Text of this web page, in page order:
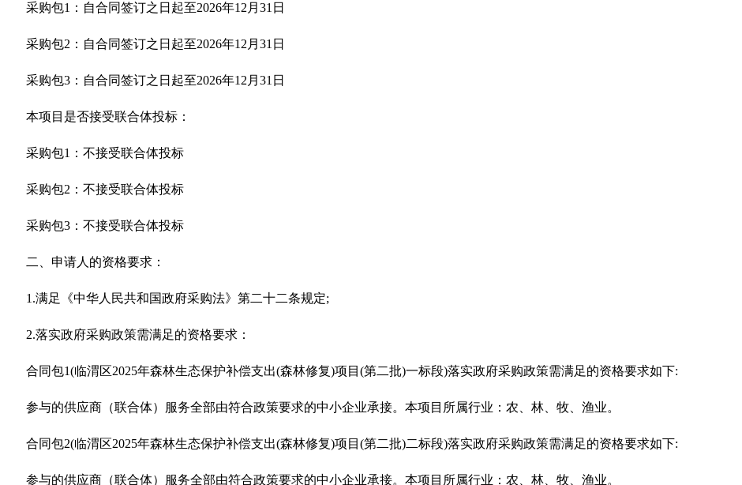
采购包1：自合同签订之日起至2026年12月31日
采购包2：自合同签订之日起至2026年12月31日
采购包3：自合同签订之日起至2026年12月31日
本项目是否接受联合体投标：
采购包1：不接受联合体投标
采购包2：不接受联合体投标
采购包3：不接受联合体投标
二、申请人的资格要求：
1.满足《中华人民共和国政府采购法》第二十二条规定;
2.落实政府采购政策需满足的资格要求：
合同包1(临渭区2025年森林生态保护补偿支出(森林修复)项目(第二批)一标段)落实政府采购政策需满足的资格要求如下:
参与的供应商（联合体）服务全部由符合政策要求的中小企业承接。本项目所属行业：农、林、牧、渔业。
合同包2(临渭区2025年森林生态保护补偿支出(森林修复)项目(第二批)二标段)落实政府采购政策需满足的资格要求如下:
参与的供应商（联合体）服务全部由符合政策要求的中小企业承接。本项目所属行业：农、林、牧、渔业。